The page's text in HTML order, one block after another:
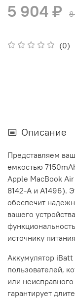
(0)
5 904 ₽ 8
Описание
Представляем
емкостью
Apple MacBook
8142-A и A1496).
обеспечит
вашего
источнику
Аккумулятор
пользователей,
или
гарантирует